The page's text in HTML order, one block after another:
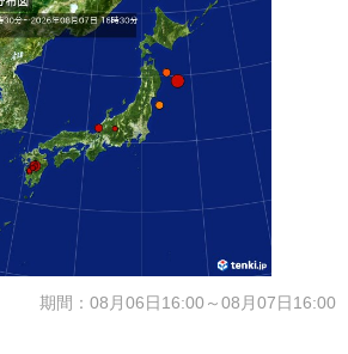
期間：08月06日16:00～08月07日16:00